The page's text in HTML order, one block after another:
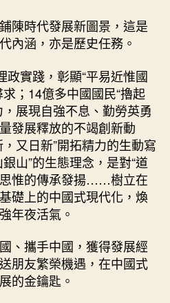
陳時代發展新圖景，這是
內涵，亦是歷史任務。
政實踐，彰顯“平易近惟國
；14億多中國國民“擼起
展現自強不息、勤勞英勇
發展釋放的不竭創新動
又日新”開拓精力的生動寫
山”的生態理念，是對“道
思惟的傳承發揚……樹立在
礎上的中國式現代化，煥
年夜活氣。
、攜手中國，獲得發展經
朋友繁榮機遇，在中國式
的金鑰匙。